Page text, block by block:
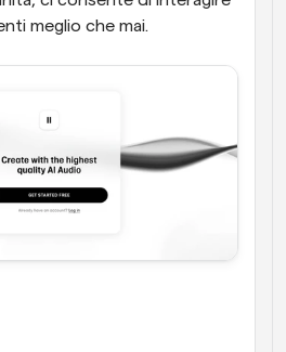
meglio che mai.